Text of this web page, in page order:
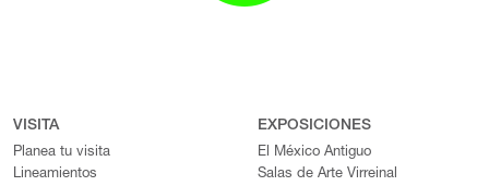
VISITA
Planea tu visita
Lineamientos
EXPOSICIONES
El México Antiguo
Salas de Arte Virreinal